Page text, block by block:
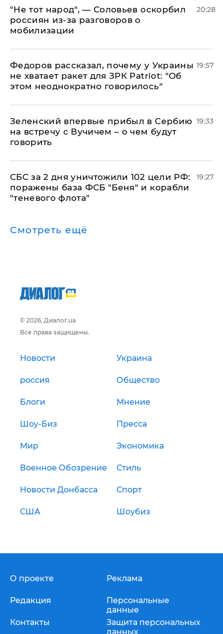
​"Не тот народ", — Соловьев оскорбил
россиян из-за разговоров о
мобилизации
20:28
Федоров рассказал, почему у Украины
не хватает ракет для ЗРК Patriot: "Об
этом неоднократно говорилось"
19:57
Зеленский впервые прибыл в Сербию
на встречу с Вучичем – о чем будут
говорить
19:33
СБС за 2 дня уничтожили 102 цели РФ:
поражены база ФСБ "Беня" и корабли
"теневого флота"
19:27
Смотреть ещё
© 2026, Диалог.ua
Все права защищены.
Новости Украина
россия Общество
Блоги Мнение
Шоу-Биз Пресса
Мир Экономика
Военное Обозрение Стиль
Новости Донбасса Спорт
США Шоубиз
О проекте
Редакция
Контакты
Реклама
Персональные
данные
Защита персональных
данных